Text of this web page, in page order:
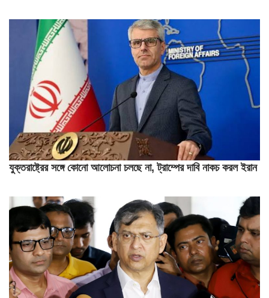
যুক্তরাষ্ট্রের সঙ্গে কোনো আলোচনা চলছে না, ট্রাম্পের দাবি নাকচ করল ইরান